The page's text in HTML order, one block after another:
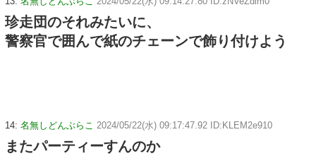
珍走団のそれみたいに、
警察官で囲んで紙のチェーンで飾り付けよう
14: 名無しどんぶらこ 2024/05/22(水) 09:17:47.92 ID:KLEM2e910
またパーティーすんのか